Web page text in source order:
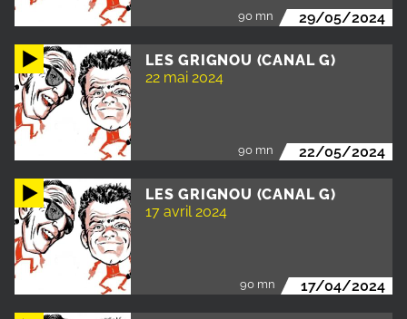
90 mn 29/05/2024
LES GRIGNOU (CANAL G)
22 mai 2024
90 mn 22/05/2024
LES GRIGNOU (CANAL G)
17 avril 2024
90 mn 17/04/2024